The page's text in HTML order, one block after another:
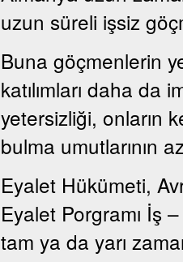
uzun süreli işsiz
Buna göçmenlerin
katılımları daha da
yetersizliği, onların
bulma umutlarının
Eyalet Hükümeti,
Eyalet Porgramı İş
tam ya da yarı